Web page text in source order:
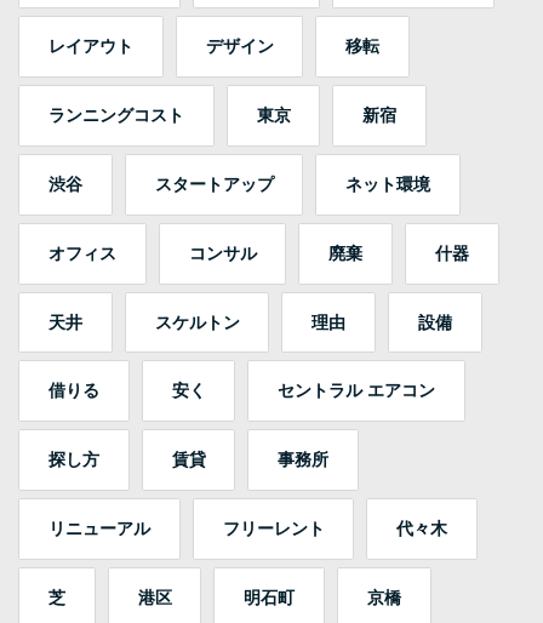
レイアウト デザイン 移転
ランニングコスト 東京 新宿
渋谷 スタートアップ ネット環境
オフィス コンサル 廃棄 什器
天井 スケルトン 理由 設備
借りる 安く セントラル エアコン
探し方 賃貸 事務所
リニューアル フリーレント 代々木
芝 港区 明石町 京橋